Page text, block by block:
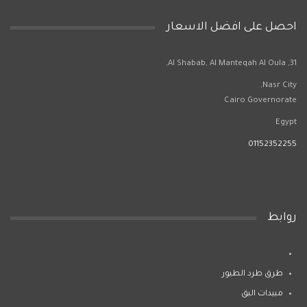
احصل على افضل الاسعار
31, Al Shabab, Al Manteqah Al Oula,
Nasr City,
Cairo Governorate
Egypt
01152352255
روابط
طرق طرد الطيور
مبيدات البق